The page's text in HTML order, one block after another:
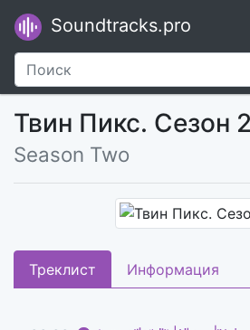
Soundtracks.pro
Твин Пикс. Сезон 2
Season Two
Треклист Информация